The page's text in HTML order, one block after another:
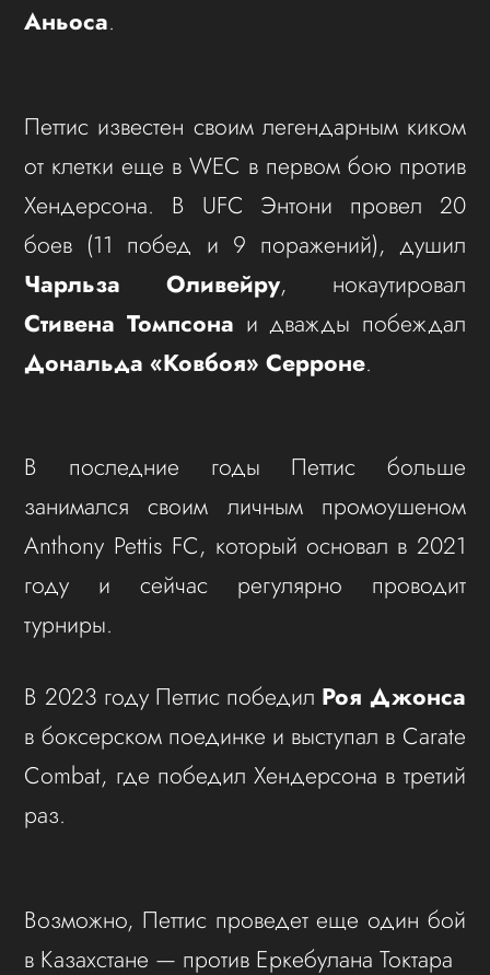
Аньоса.
Петтис известен своим легендарным киком
от клетки еще в WEC в первом бою против
Хендерсона. В UFC Энтони провел 20
боев (11 побед и 9 поражений), душил
Чарльза Оливейру, нокаутировал
Стивена Томпсона и дважды побеждал
Дональда «Ковбоя» Серроне.
В последние годы Петтис больше
занимался своим личным промоушеном
Anthony Pettis FC, который основал в 2021
году и сейчас регулярно проводит
турниры.
В 2023 году Петтис победил Роя Джонса
в боксерском поединке и выступал в Carate
Combat, где победил Хендерсона в третий
раз.
Возможно, Петтис проведет еще один бой
в Казахстане — против Еркебулана Токтара